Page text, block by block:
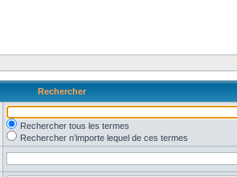
Rechercher
Rechercher tous les termes
Rechercher n’importe lequel de ces termes